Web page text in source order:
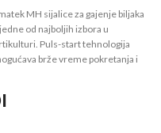
MH sijalice za gajenje biljaka
od najboljih izbora u
Puls-start tehnologija
brže vreme pokretanja i
nivoa PAR/PFF